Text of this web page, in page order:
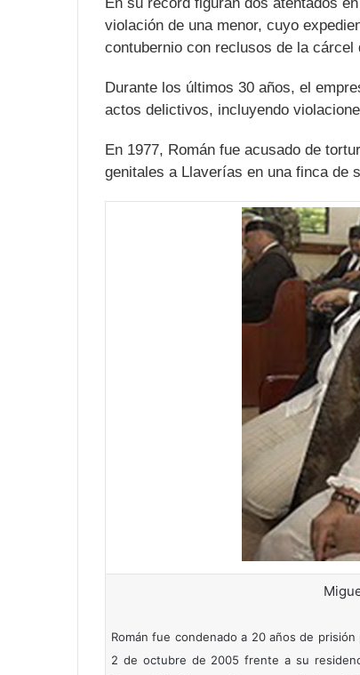
violación de una menor, cuyo
contubernio con reclusos de la
Durante los últimos 30 años, el
actos delictivos, incluyendo
En 1977, Román fue acusado de
genitales a Llaverías en una finca de
Román fue condenado a 20 años de
2 de octubre de 2005 frente a su